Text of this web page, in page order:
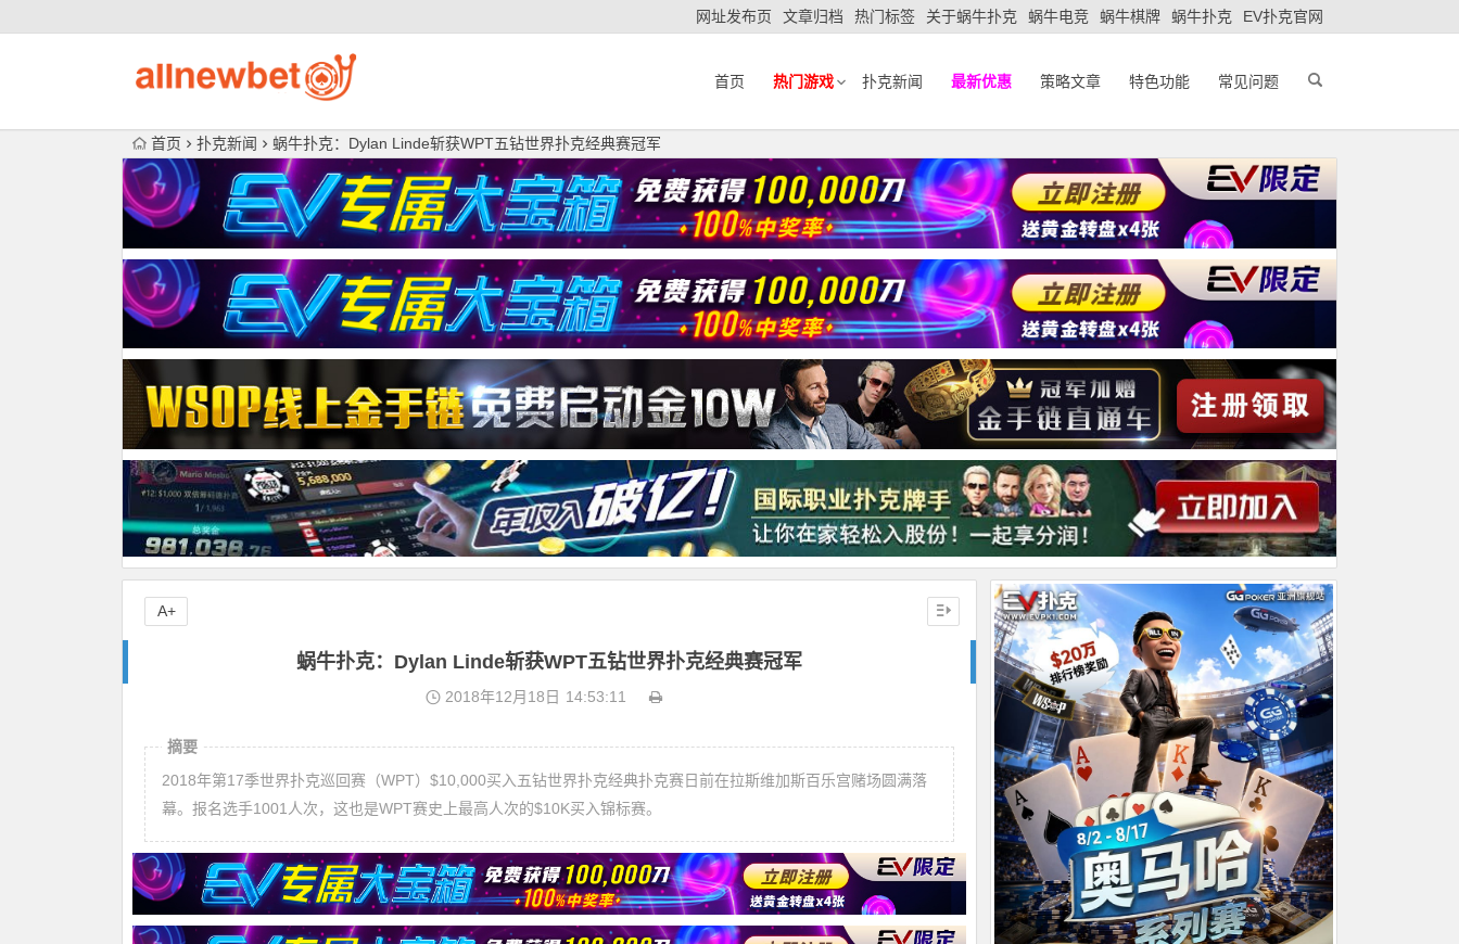
网址发布页 文章归档 热门标签 关于蜗牛扑克 蜗牛电竞 蜗牛棋牌 蜗牛扑克 EV扑克官网
首页 热门游戏 扑克新闻 最新优惠 策略文章 特色功能 常见问题
首页 扑克新闻 蜗牛扑克：Dylan Linde斩获WPT五钻世界扑克经典赛冠军
蜗牛扑克：Dylan Linde斩获WPT五钻世界扑克经典赛冠军
2018年12月18日 14:53:11
摘要
2018年第17季世界扑克巡回赛（WPT）$10,000买入五钻世界扑克经典扑克赛日前在拉斯维加斯百乐宫赌场圆满落
幕。报名选手1001人次，这也是WPT赛史上最高人次的$10K买入锦标赛。
A+